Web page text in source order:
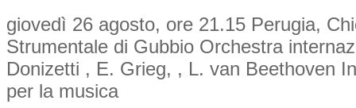
giovedì 26 agosto, ore 21.15 Perugia,
Strumentale di Gubbio Orchestra
Donizetti , E. Grieg, , L. van Beethoven
per la musica